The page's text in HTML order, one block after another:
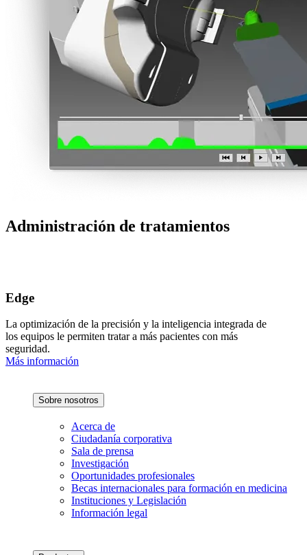
Administración de tratamientos
Edge
La optimización de la precisión y la inteligencia integrada de
los equipos le permiten tratar a más pacientes con más
seguridad.
Más información
Sobre nosotros
Acerca de
Ciudadanía corporativa
Sala de prensa
Investigación
Oportunidades profesionales
Becas internacionales para formación en medicina
Instituciones y Legislación
Información legal